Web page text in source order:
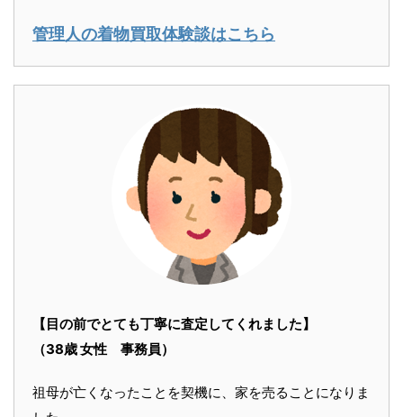
管理人の着物買取体験談はこちら
【目の前でとても丁寧に査定してくれました】
（38歳 女性 事務員）
祖母が亡くなったことを契機に、家を売ることになりま